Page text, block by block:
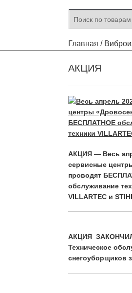
Главная /
АКЦИЯ
АКЦИЯ — Весь
сервисные
проводят
обслуживание
VILLARTEC и
АКЦИЯ
Техническое
снегоуборщиков